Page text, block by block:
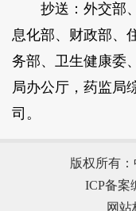
抄送：外交部、
息化部、财政部、
务部、卫生健康委
局办公厅，药监局
司。
版权所有
ICP备案
网站